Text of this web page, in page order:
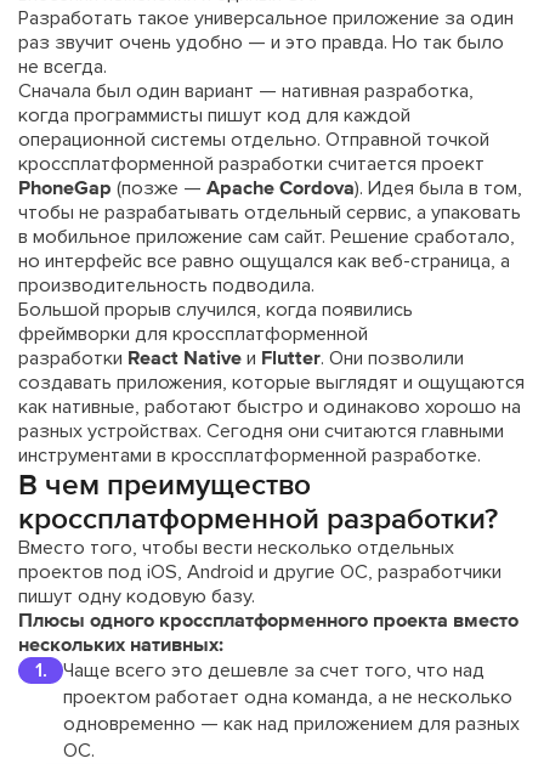
Разработать такое универсальное приложение за один
раз звучит очень удобно — и это правда. Но так было
не всегда.
Сначала был один вариант — нативная разработка,
когда программисты пишут код для каждой
операционной системы отдельно. Отправной точкой
кроссплатформенной разработки считается проект
PhoneGap (позже — Apache Cordova). Идея была в том,
чтобы не разрабатывать отдельный сервис, а упаковать
в мобильное приложение сам сайт. Решение сработало,
но интерфейс все равно ощущался как веб-страница, а
производительность подводила.
Большой прорыв случился, когда появились
фреймворки для кроссплатформенной
разработки React Native и Flutter. Они позволили
создавать приложения, которые выглядят и ощущаются
как нативные, работают быстро и одинаково хорошо на
разных устройствах. Сегодня они считаются главными
инструментами в кроссплатформенной разработке.
В чем преимущество
кроссплатформенной разработки?
Вместо того, чтобы вести несколько отдельных
проектов под iOS, Android и другие ОС, разработчики
пишут одну кодовую базу.
Плюсы одного кроссплатформенного проекта вместо
нескольких нативных:
Чаще всего это дешевле за счет того, что над
проектом работает одна команда, а не несколько
одновременно — как над приложением для разных
ОС.